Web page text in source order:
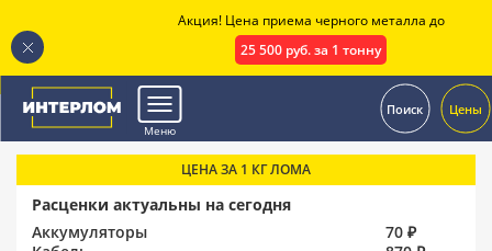
Меню
Поиск Цены
ЦЕНА ЗА 1 КГ ЛОМА
Расценки актуальны на сегодня
Аккумуляторы
70 ₽
Акция! Цена приема черного металла до
25 500 руб. за 1 тонну
.